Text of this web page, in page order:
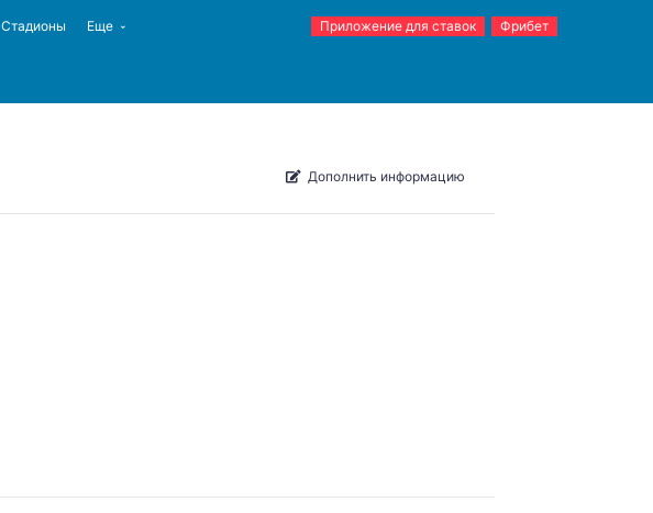
Стадионы Еще Приложение для ставок Фрибет
Дополнить информацию